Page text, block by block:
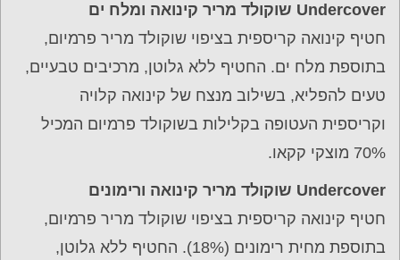
Undercover שוקולד מריר קינואה ומלח ים
חטיף קינואה קריספית בציפוי שוקולד מריר פרמיום,
בתוספת מלח ים. החטיף ללא גלוטן, מרכיבים טבעיים,
טעים להפליא, בשילוב מנצח של קינואה קלויה
וקריספית העטופה בקלילות בשוקולד פרמיום המכיל
70% מוצקי קקאו.
Undercover שוקולד מריר קינואה ורימונים
חטיף קינואה קריספית בציפוי שוקולד מריר פרמיום,
בתוספת מחית רימונים (18%). החטיף ללא גלוטן,